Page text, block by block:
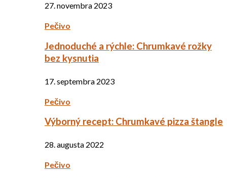
27. novembra 2023
Pečivo
Jednoduché a rýchle: Chrumkavé rožky
bez kysnutia
17. septembra 2023
Pečivo
Výborný recept: Chrumkavé pizza štangle
28. augusta 2022
Pečivo